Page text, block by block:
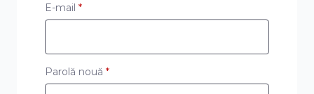
E-mail *
Parolă nouă *
Nu este nevoie să căutați formularele